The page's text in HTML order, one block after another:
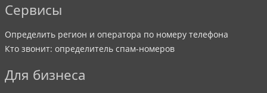
Сервисы
Определить регион и оператора по номеру телефона
Кто звонит: определитель спам-номеров
Для бизнеса